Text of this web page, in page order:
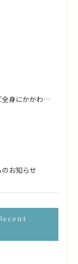
かかわること
お知らせ